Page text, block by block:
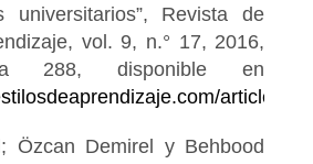
universitarios”, Revista de
vol. 9, n.° 17, 2016,
288, disponible en
article/
Özcan Demirel y Behbood